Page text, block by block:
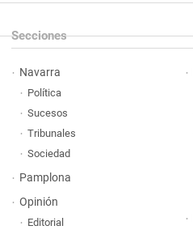
Secciones
Navarra
Política
Sucesos
Tribunales
Sociedad
Pamplona
Opinión
Editorial